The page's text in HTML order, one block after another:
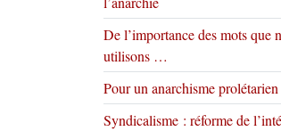
De l’importance des mots que
utilisons …
Pour un anarchisme prolétarien
Syndicalisme : réforme de